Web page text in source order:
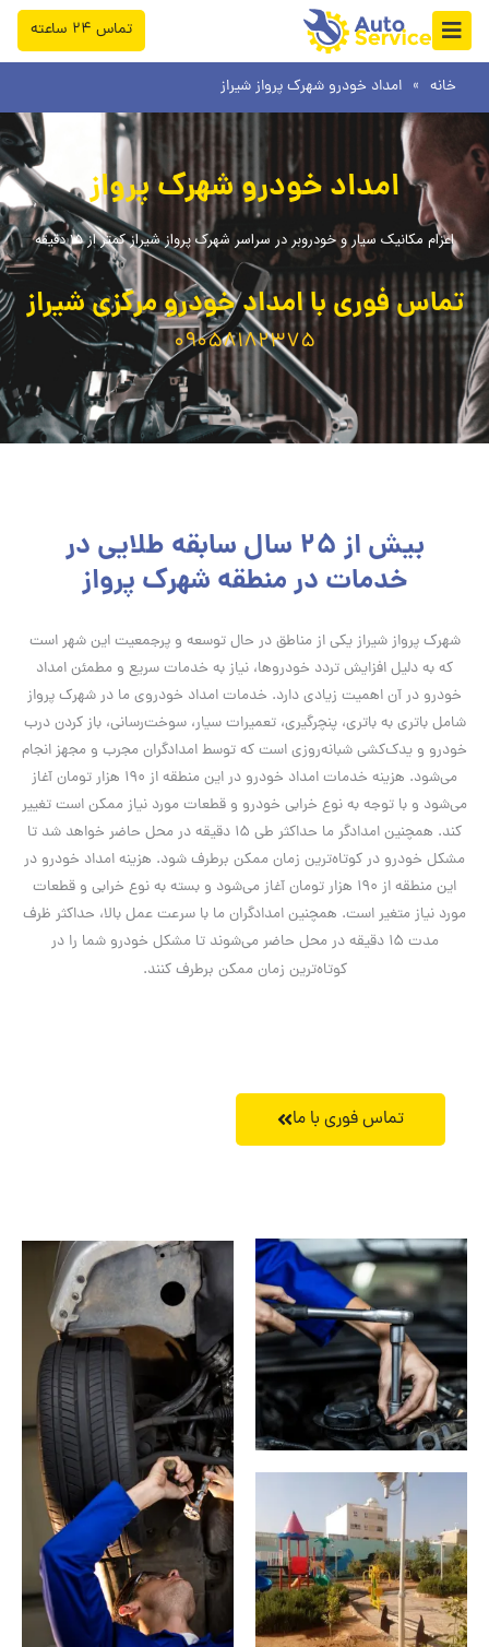
رفتن
محتوا
تماس ۲۴ ساعته
خانه » امداد خودرو شهرک پرواز شیراز
امداد خودرو شهرک پرواز
اعزام مکانیک سیار و خودروبر در سراسر شهرک پرواز شیراز کمتر از 15 دقیقه
تماس فوری با امداد خودرو مرکزی شیراز
09058182375
بیش از 25 سال سابقه طلایی در
خدمات در منطقه شهرک پرواز
شهرک پرواز شیراز یکی از مناطق در حال توسعه و پرجمعیت این شهر است
که به دلیل افزایش تردد خودروها، نیاز به خدمات سریع و مطمئن امداد
خودرو در آن اهمیت زیادی دارد. خدمات امداد خودروی ما در شهرک پرواز
شامل باتری به باتری، پنچرگیری، تعمیرات سیار، سوخت‌رسانی، باز کردن درب
خودرو و یدک‌کشی شبانه‌روزی است که توسط امدادگران مجرب و مجهز انجام
می‌شود. هزینه خدمات امداد خودرو در این منطقه از 190 هزار تومان آغاز
می‌شود و با توجه به نوع خرابی خودرو و قطعات مورد نیاز ممکن است تغییر
کند. همچنین امدادگر ما حداکثر طی 15 دقیقه در محل حاضر خواهد شد تا
مشکل خودرو در کوتاه‌ترین زمان ممکن برطرف شود. هزینه امداد خودرو در
این منطقه از 190 هزار تومان آغاز می‌شود و بسته به نوع خرابی و قطعات
مورد نیاز متغیر است. همچنین امدادگران ما با سرعت عمل بالا، حداکثر ظرف
مدت 15 دقیقه در محل حاضر می‌شوند تا مشکل خودرو شما را در
کوتاه‌ترین زمان ممکن برطرف کنند.
تماس فوری با ما